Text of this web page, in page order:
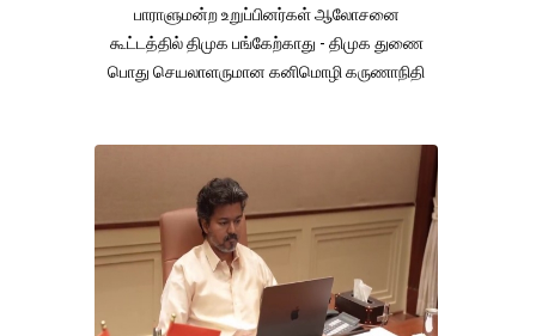
பாராளுமன்ற உறுப்பினர்கள் ஆலோசனை
கூட்டத்தில் திமுக பங்கேற்காது - திமுக துணை
பொது செயலாளருமான கனிமொழி கருணாநிதி